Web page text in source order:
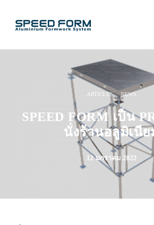
ARTICLES·NEWS
SPEED FORM เป็น
นั่งร้านอลูมิเนีย
12 มกราคม 2022